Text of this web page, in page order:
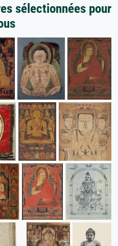
sélectionnées pour